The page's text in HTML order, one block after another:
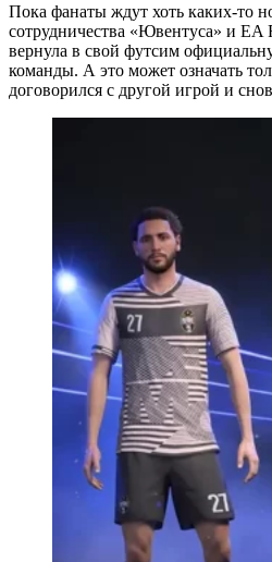
Пока фанаты ждут хоть каких-то
сотрудничества «Ювентуса» и EA
вернула в свой футсим
команды. А это может означать
договорился с другой игрой и